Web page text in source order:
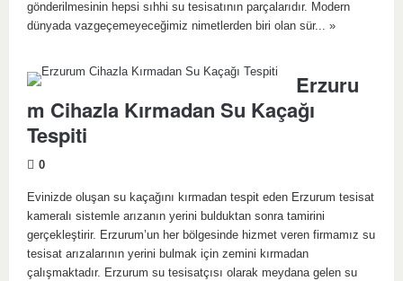
gönderilmesinin hepsi sıhhi su tesisatının parçalarıdır. Modern
dünyada vazgeçemeyeceğimiz nimetlerden biri olan sür... »
Erzuru
m Cihazla Kırmadan Su Kaçağı
Tespiti
0
Evinizde oluşan su kaçağını kırmadan tespit eden Erzurum tesisat
kameralı sistemle arızanın yerini bulduktan sonra tamirini
gerçekleştirir. Erzurum’un her bölgesinde hizmet veren firmamız su
tesisat arızalarının yerini bulmak için zemini kırmadan
çalışmaktadır. Erzurum su tesisatçısı olarak meydana gelen su